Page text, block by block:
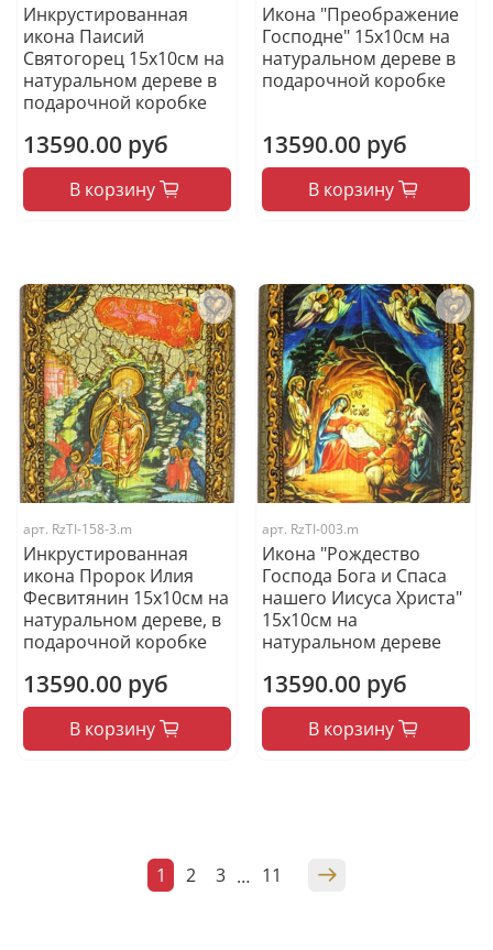
Инкрустированная
икона Паисий
Святогорец 15х10см на
натуральном дереве в
подарочной коробке
13590.00 руб
В корзину
Икона "Преображение
Господне" 15х10см на
натуральном дереве в
подарочной коробке
13590.00 руб
В корзину
арт. RzTI-158-3.m
Инкрустированная
икона Пророк Илия
Фесвитянин 15х10см на
натуральном дереве, в
подарочной коробке
13590.00 руб
В корзину
арт. RzTI-003.m
Икона "Рождество
Господа Бога и Спаса
нашего Иисуса Христа"
15х10см на
натуральном дереве
13590.00 руб
В корзину
1 2 3 … 11